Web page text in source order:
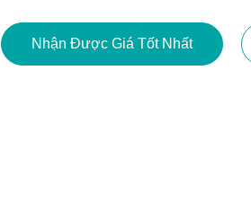
Nhận Được Giá Tốt Nhất